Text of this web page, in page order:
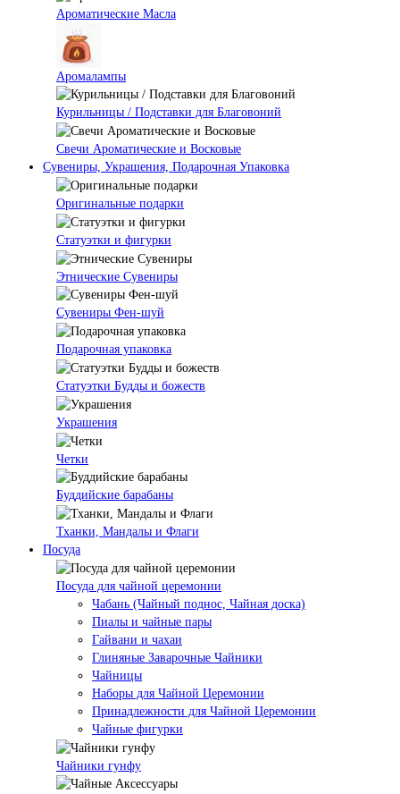
Ароматические Масла
Аромалампы
Курильницы / Подставки для Благовоний
Свечи Ароматические и Восковые
Сувениры, Украшения, Подарочная Упаковка
Оригинальные подарки
Статуэтки и фигурки
Этнические Сувениры
Сувениры Фен-шуй
Подарочная упаковка
Статуэтки Будды и божеств
Украшения
Четки
Буддийские барабаны
Тханки, Мандалы и Флаги
Посуда
Посуда для чайной церемонии
Чабань (Чайный поднос, Чайная доска)
Пиалы и чайные пары
Гайвани и чахаи
Глиняные Заварочные Чайники
Чайницы
Наборы для Чайной Церемонии
Принадлежности для Чайной Церемонии
Чайные фигурки
Чайники гунфу